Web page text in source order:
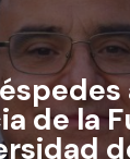
de la